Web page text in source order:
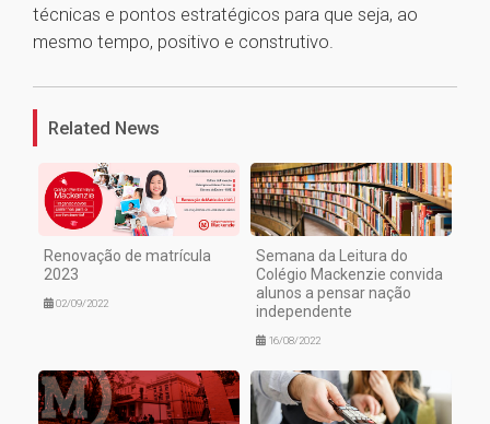
técnicas e pontos estratégicos para que seja, ao
mesmo tempo, positivo e construtivo.
1
Related News
Renovação de matrícula
2023
02/09/2022
Semana da Leitura do
Colégio Mackenzie convida
alunos a pensar nação
independente
16/08/2022